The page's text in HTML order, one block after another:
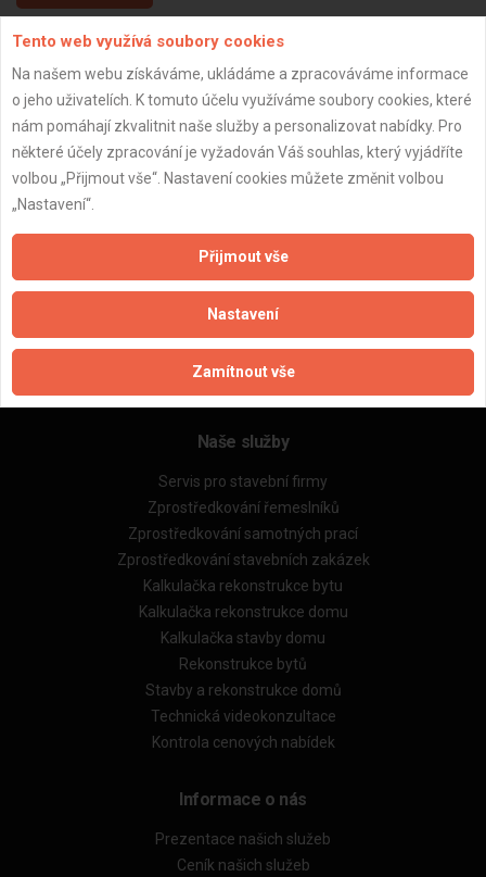
Důležité informace
Zpracování a ochrana osobních údajů
Zásady pro používání souborů cookie
Obchodní podmínky (zprostředkování)
Naše služby
Servis pro stavební firmy
Zprostředkování řemeslníků
Zprostředkování samotných prací
Zprostředkování stavebních zakázek
Kalkulačka rekonstrukce bytu
Kalkulačka rekonstrukce domu
Kalkulačka stavby domu
Rekonstrukce bytů
Stavby a rekonstrukce domů
Technická videokonzultace
Kontrola cenových nabídek
Informace o nás
Prezentace našich služeb
Ceník našich služeb
Tento web využívá soubory cookies
Na našem webu získáváme, ukládáme a zpracováváme informace
o jeho uživatelích. K tomuto účelu využíváme soubory cookies, které
nám pomáhají zkvalitnit naše služby a personalizovat nabídky. Pro
některé účely zpracování je vyžadován Váš souhlas, který vyjádříte
volbou „Přijmout vše“. Nastavení cookies můžete změnit volbou
„Nastavení“.
Přijmout vše
Nastavení
Zamítnout vše